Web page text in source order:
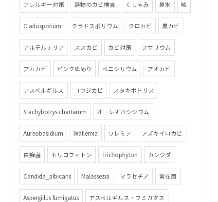
アレルギー対策 建物のカビ検査 くしゃみ 鼻水 咳
Cladosporium クラドスポリウム クロカビ 黒カビ
アルテルナリア ススカビ カビ対策 フサリウム
アカカビ ピンクぬめり ペニシリウム アオカビ
アスペルギルス コウジカビ スタキボトリス
Stachybotrys chartarum オーレオバシジウム
Aureobasidium Wallemia ワレミア アズキイロカビ
白癬菌 トリコフィトン Trichophyton カンジダ
Candida_albicans Malassezia マラセチア 常在菌
Aspergillus fumigatus アスペルギルス・フミガタス